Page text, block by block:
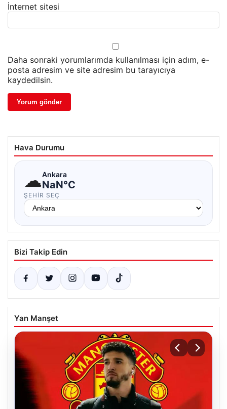
İnternet sitesi
Daha sonraki yorumlarımda kullanılması için adım, e-
posta adresim ve site adresim bu tarayıcıya
kaydedilsin.
Hava Durumu
☁Ankara
NaN°C
ŞEHIR SEÇ
Bizi Takip Edin
Yan Manşet